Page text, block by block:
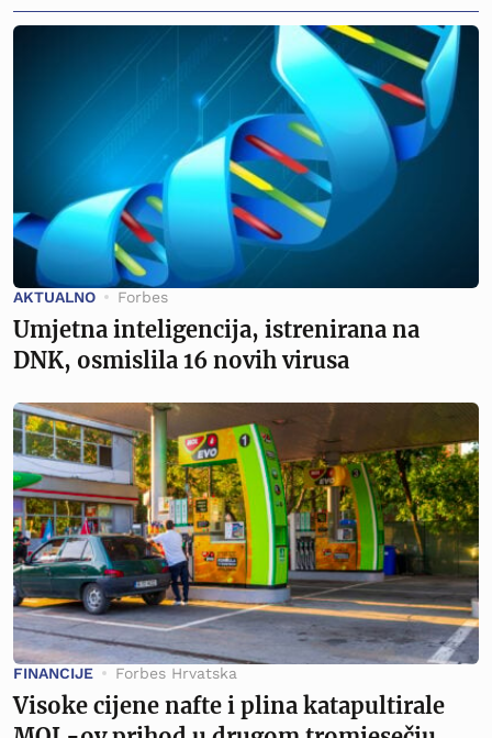
AKTUALNO Forbes
Umjetna inteligencija, istrenirana na
DNK, osmislila 16 novih virusa
FINANCIJE Forbes Hrvatska
Visoke cijene nafte i plina katapultirale